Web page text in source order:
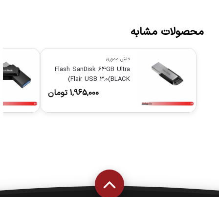
محصولات مشابه
فلش مموری
Flash SanDisk 64GB Ultra
Flair USB 3.0(BLACK)
1,965,000 تومان